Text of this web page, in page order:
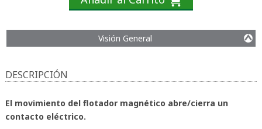
Visión General
DESCRIPCIÓN
El movimiento del flotador magnético abre/cierra un
contacto eléctrico.